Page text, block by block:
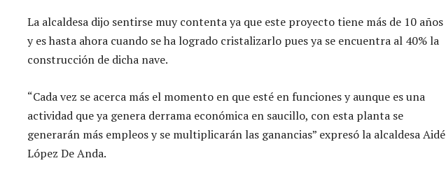
La alcaldesa dijo sentirse muy contenta ya que este proyecto tiene más de 10 años
y es hasta ahora cuando se ha logrado cristalizarlo pues ya se encuentra al 40% la
construcción de dicha nave.
“Cada vez se acerca más el momento en que esté en funciones y aunque es una
actividad que ya genera derrama económica en saucillo, con esta planta se
generarán más empleos y se multiplicarán las ganancias” expresó la alcaldesa Aidé
López De Anda.